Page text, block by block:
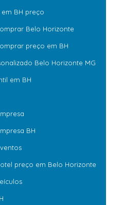
BH preço
Belo Horizonte
preço em BH
Belo Horizonte MG
em BH
BH
preço em Belo Horizonte